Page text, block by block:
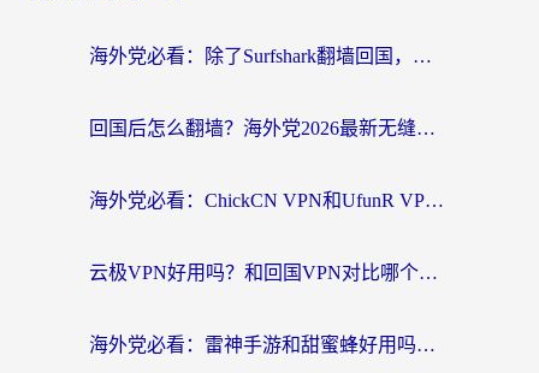
海外党必看：除了Surfshark翻墙回国，这些加速器选择技巧你真的懂吗？
回国后怎么翻墙？海外党2026最新无缝访问国内资源全攻略（附对比实测）
海外党必看：ChickCN VPN和UfunR VPN对比哪个回国效果更好？附实用选择指南
云极VPN好用吗？和回国VPN对比哪个回国效果更好？海外党亲测避坑指南
海外党必看：雷神手游和甜蜜蜂好用吗？3步选对回国加速器无缝刷国内资源